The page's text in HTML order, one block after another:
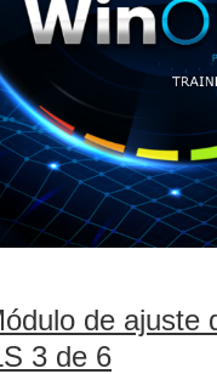
de ajuste
3 de 6